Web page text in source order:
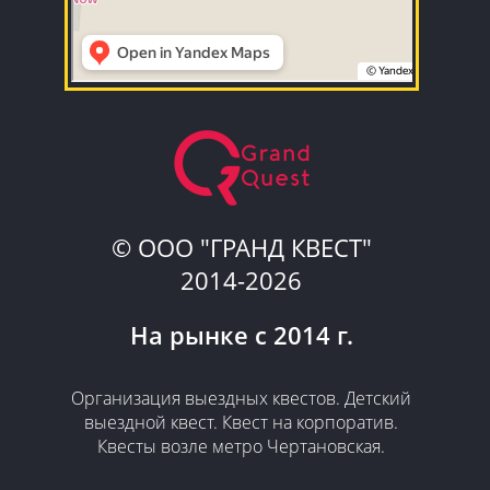
© ООО "ГРАНД КВЕСТ"
2014-2026
На рынке с 2014 г.
​Организация выездных квестов. Детский
выездной квест. Квест на корпоратив.
Квесты возле метро Чертановская.